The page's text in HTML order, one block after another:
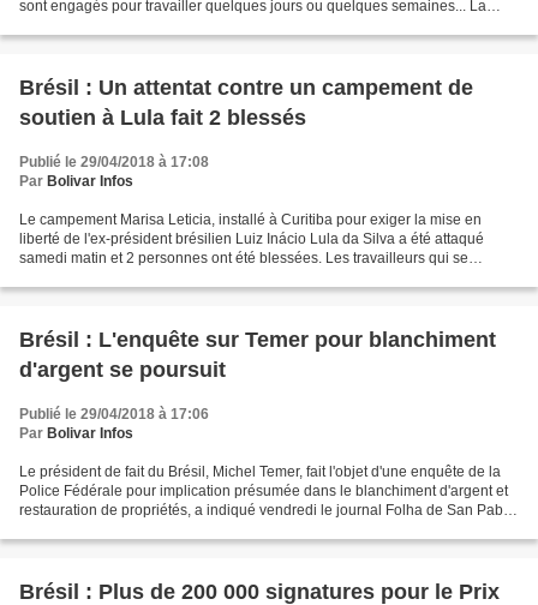
sont engagés pour travailler quelques jours ou quelques semaines... La
Brésil : Un attentat contre un campement de
soutien à Lula fait 2 blessés
Publié le 29/04/2018 à 17:08
Par Bolivar Infos
Le campement Marisa Leticia, installé à Curitiba pour exiger la mise en
liberté de l'ex-président brésilien Luiz Inácio Lula da Silva a été attaqué
samedi matin et 2 personnes ont été blessées. Les travailleurs qui se
Brésil : L'enquête sur Temer pour blanchiment
d'argent se poursuit
Publié le 29/04/2018 à 17:06
Par Bolivar Infos
Le président de fait du Brésil, Michel Temer, fait l'objet d'une enquête de la
Police Fédérale pour implication présumée dans le blanchiment d'argent et
restauration de propriétés, a indiqué vendredi le journal Folha de San Pablo.
Brésil : Plus de 200 000 signatures pour le Prix